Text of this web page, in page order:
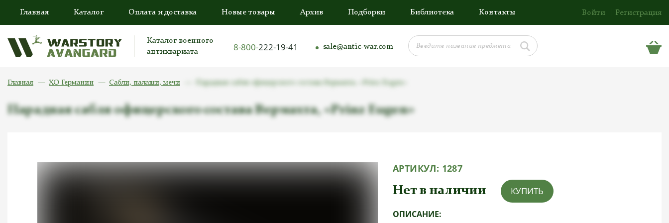
Главная Каталог Оплата и доставка Новые товары Архив Подборки Библиотека Контакты Войти Регистрация
Каталог военного
антиквариата
8-800-222-19-41 sale@antic-war.com
Главная ХО Германии Сабли, палаши, мечи
Парадная сабля офицерского состава Вермахта, «Prinz Eugen»
АРТИКУЛ: 1287
Нет в наличии КУПИТЬ
ОПИСАНИЕ: